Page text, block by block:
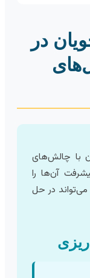
در
چالش‌های
آن‌ها را
در حل